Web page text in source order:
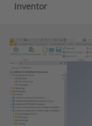
Inventor